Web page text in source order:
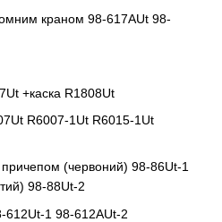
краном 98-617AUt 98-
+каска R1808Ut
R6007-1Ut R6015-1Ut
(червоний) 98-86Ut-1
98-88Ut-2
612Ut-1 98-612AUt-2